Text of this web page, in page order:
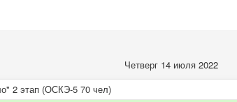
Четверг 14 июля 2022
2 этап (ОСКЭ-5 70 чел)